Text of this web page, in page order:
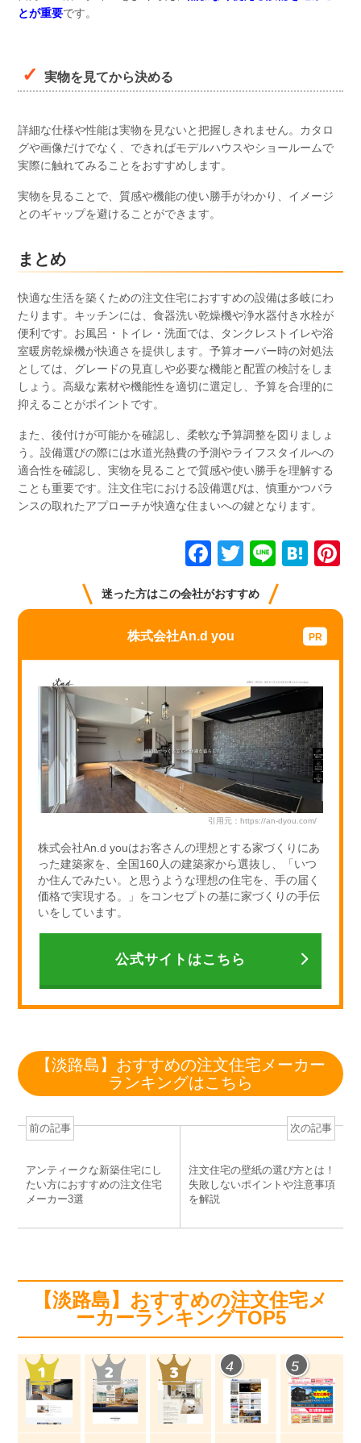
とが重要です。
実物を見てから決める
詳細な仕様や性能は実物を見ないと把握しきれません。カタロ
グや画像だけでなく、できればモデルハウスやショールームで
実際に触れてみることをおすすめします。
実物を見ることで、質感や機能の使い勝手がわかり、イメージ
とのギャップを避けることができます。
まとめ
快適な生活を築くための注文住宅におすすめの設備は多岐にわ
たります。キッチンには、食器洗い乾燥機や浄水器付き水栓が
便利です。お風呂・トイレ・洗面では、タンクレストイレや浴
室暖房乾燥機が快適さを提供します。予算オーバー時の対処法
としては、グレードの見直しや必要な機能と配置の検討をしま
しょう。高級な素材や機能性を適切に選定し、予算を合理的に
抑えることがポイントです。
また、後付けが可能かを確認し、柔軟な予算調整を図りましょ
う。設備選びの際には水道光熱費の予測やライフスタイルへの
適合性を確認し、実物を見ることで質感や使い勝手を理解する
ことも重要です。注文住宅における設備選びは、慎重かつバラ
ンスの取れたアプローチが快適な住まいへの鍵となります。
F
c
e
b
o
o
k
T
tt
Li
n
e
H
e
n
a
迷った方はこの会社がおすすめ
株式会社An.d you
引用元：https://an-dyou.com/
株式会社An.d youはお客さんの理想とする家づくりにあ
った建築家を、全国160人の建築家から選抜し、「いつ
か住んでみたい。と思うような理想の住宅を、手の届く
価格で実現する。」をコンセプトの基に家づくりの手伝
いをしています。
公式サイトはこちら
【淡路島】おすすめの注文住宅メーカー
ランキングはこちら
前の記事
アンティークな新築住宅にし
たい方におすすめの注文住宅
メーカー3選
次の記事
注文住宅の壁紙の選び方とは！
失敗しないポイントや注意事項
を解説
【淡路島】おすすめの注文住宅メ
ーカーランキングTOP5
4 5